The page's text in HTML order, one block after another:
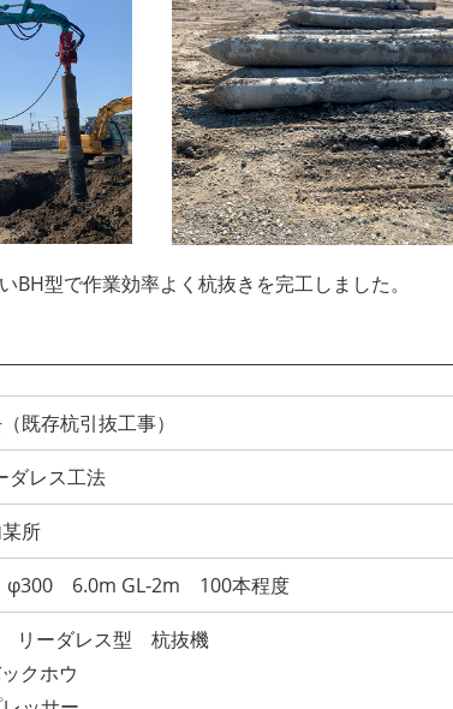
型で作業効率よく杭抜きを完工しました。
既存杭引抜工事）
ダレス工法
所
6.0m GL-2m 100本程度
リーダレス型 杭抜機
クホウ